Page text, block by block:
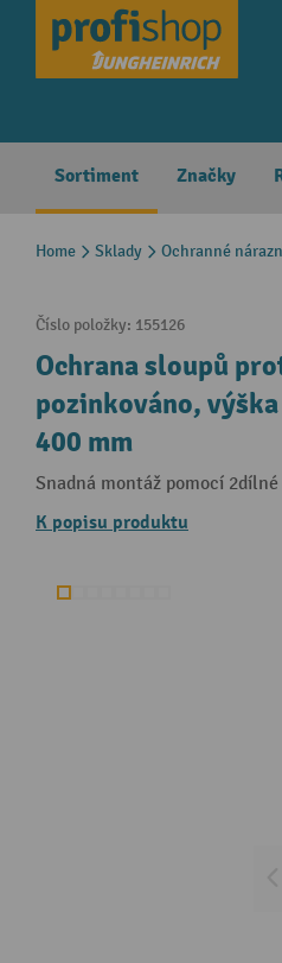
Skip to main navigation
Sortiment Značky
Home Sklady Ochranné
Číslo položky: 155126
Ochrana sloupů
pozinkováno,
400 mm
Snadná montáž pomocí
K popisu produktu